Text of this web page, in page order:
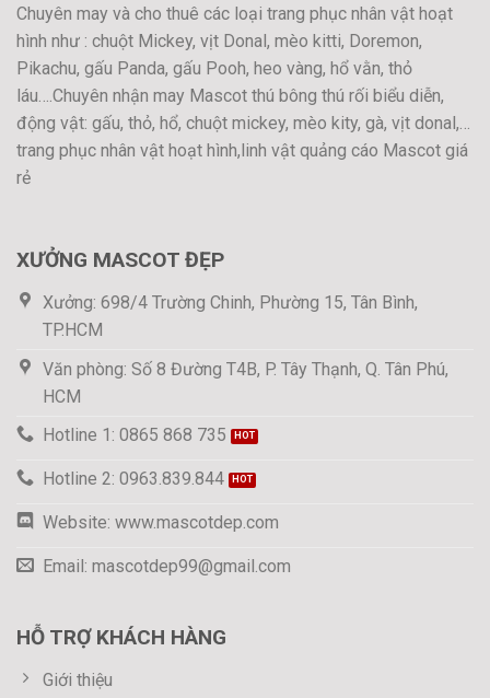
Chuyên may và cho thuê các loại trang phục nhân vật hoạt
hình như : chuột Mickey, vịt Donal, mèo kitti, Doremon,
Pikachu, gấu Panda, gấu Pooh, heo vàng, hổ vằn, thỏ
láu….Chuyên nhận may Mascot thú bông thú rối biểu diễn,
động vật: gấu, thỏ, hổ, chuột mickey, mèo kity, gà, vịt donal,…
trang phục nhân vật hoạt hình,linh vật quảng cáo Mascot giá
rẻ
XƯỞNG MASCOT ĐẸP
Xưởng: 698/4 Trường Chinh, Phường 15, Tân Bình,
TP.HCM
Văn phòng: Số 8 Đường T4B, P. Tây Thạnh, Q. Tân Phú,
HCM
Hotline 1: 0865 868 735
Hotline 2: 0963.839.844
Website: www.mascotdep.com
Email: mascotdep99@gmail.com
HỖ TRỢ KHÁCH HÀNG
Giới thiệu